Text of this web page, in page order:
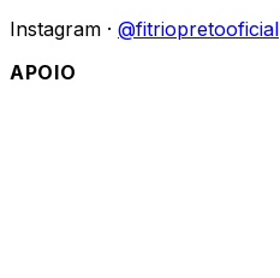
Instagram · @fitriopretooficial
APOIO